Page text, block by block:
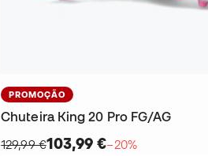
PROMOÇÃO
Chuteira King 20 Pro FG/AG
129,99 €103,99 €−20%